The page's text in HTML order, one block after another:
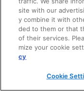
交換用部品の購入
修理・点検
お問い合わせ
site with our
y combine it with
ded to them or that
of their services.
mize your cookie
cy
Cookie